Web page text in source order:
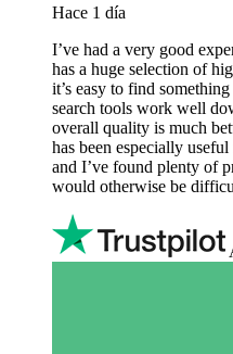
Hace 1 día
I’ve had a very good
has a huge selection of
it’s easy to find
search tools work well
overall quality is much
has been especially
and I’ve found plenty of
would otherwise be